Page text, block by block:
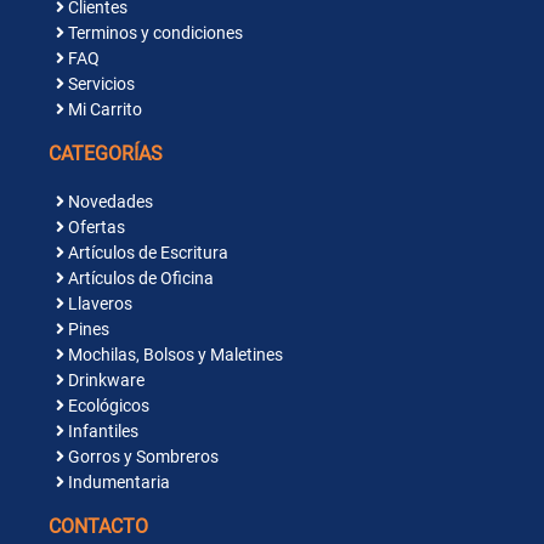
Clientes
Terminos y condiciones
FAQ
Servicios
Mi Carrito
CATEGORÍAS
Novedades
Ofertas
Artículos de Escritura
Artículos de Oficina
Llaveros
Pines
Mochilas, Bolsos y Maletines
Drinkware
Ecológicos
Infantiles
Gorros y Sombreros
Indumentaria
CONTACTO